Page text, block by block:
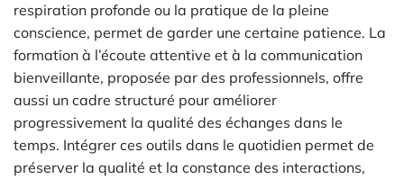
respiration profonde ou la pratique de la pleine
conscience, permet de garder une certaine patience. La
formation à l’écoute attentive et à la communication
bienveillante, proposée par des professionnels, offre
aussi un cadre structuré pour améliorer
progressivement la qualité des échanges dans le
temps. Intégrer ces outils dans le quotidien permet de
préserver la qualité et la constance des interactions,